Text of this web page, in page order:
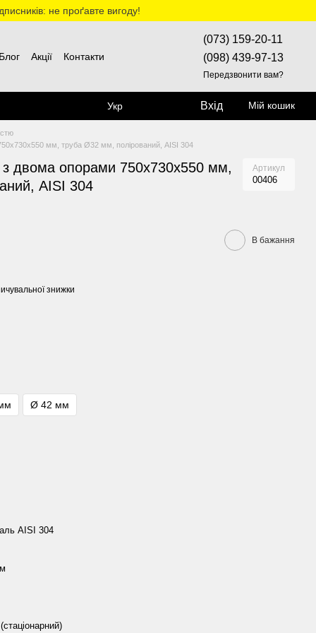
не проґавте вигоду!
Блог Акції Контакти
(073) 159-20-11
(098) 439-97-13
Передзвонити вам?
Укр Вхід Мій кошик
мм, труба Ø32 мм, полірований, AISI 304
з двома опорами 750х730х550 мм,
AISI 304
Артикул
00406
В бажання
знижки
Ø 42 мм
AISI 304